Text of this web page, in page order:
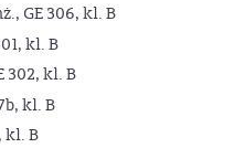
GE 306, kl. B
kl. B
302, kl. B
kl. B
kl. B